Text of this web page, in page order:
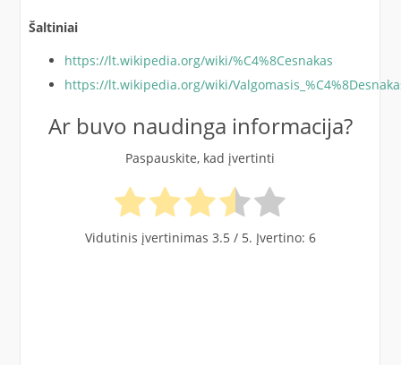
Šaltiniai
https://lt.wikipedia.org/wiki/%C4%8Cesnakas
https://lt.wikipedia.org/wiki/
Ar buvo naudinga informacija?
Paspauskite, kad įvertinti
Vidutinis įvertinimas 3.5/ 5. Įvertino: 6